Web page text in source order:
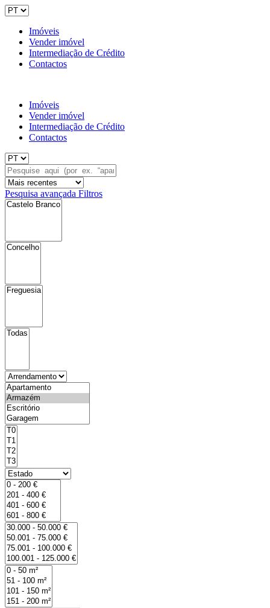
Imóveis
Vender imóvel
Intermediação de Crédito
Contactos
Imóveis
Vender imóvel
Intermediação de Crédito
Contactos
Pesquisa avançada Filtros